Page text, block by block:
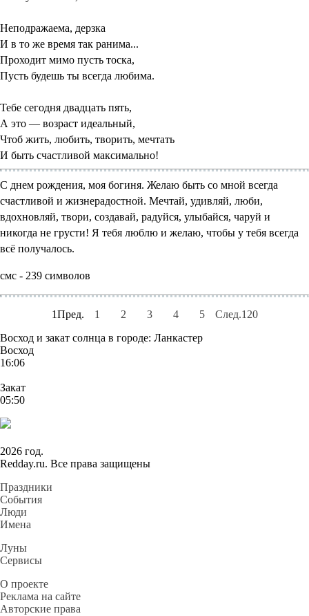
Неподражаема, дерзка
И в то же время так ранима...
Проходит мимо пусть тоска,
Пусть будешь ты всегда любима.
Тебе сегодня двадцать пять,
А это — возраст идеальный,
Чтоб жить, любить, творить, мечтать
И быть счастливой максимально!
С днем рождения, моя богиня. Желаю быть со мной всегда
счастливой и жизнерадостной. Мечтай, удивляй, люби,
вдохновляй, твори, создавай, радуйся, улыбайся, чаруй и
никогда не грусти! Я тебя люблю и желаю, чтобы у тебя всегда
всё получалось.
смс - 239 символов
1Пред. 1 2 3 4 5 След.120
Восход и закат солнца в городе: Ланкастер
Восход
16:06
Закат
05:50
2026 год.
Redday.ru. Все права защищены
Праздники
События
Люди
Имена
Луны
Сервисы
О проекте
Реклама на сайте
Авторские права